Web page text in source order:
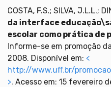
COSTA, F.S.; SILVA, J.L.L.;
da interface
escolar como prática de
Informe-se em promoção
2008. Disponível em: <
http://www.uff.br/
>. Acesso em: 15 fevereiro